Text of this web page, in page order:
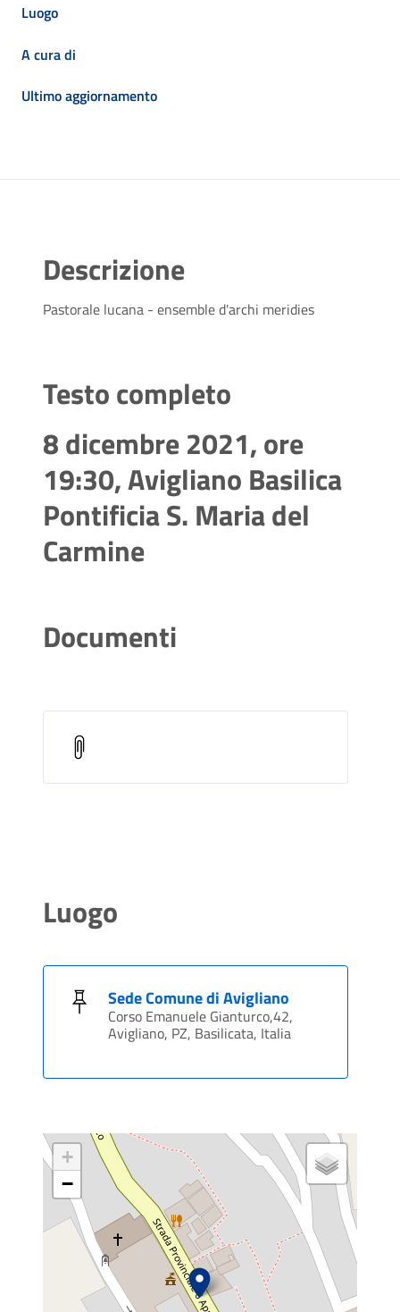
Luogo
A cura di
Ultimo aggiornamento
Descrizione
Pastorale lucana - ensemble d'archi meridies
Testo completo
8 dicembre 2021, ore
19:30, Avigliano Basilica
Pontificia S. Maria del
Carmine
Documenti
Luogo
Sede Comune di Avigliano
Corso Emanuele Gianturco,42,
Avigliano, PZ, Basilicata, Italia
+
−